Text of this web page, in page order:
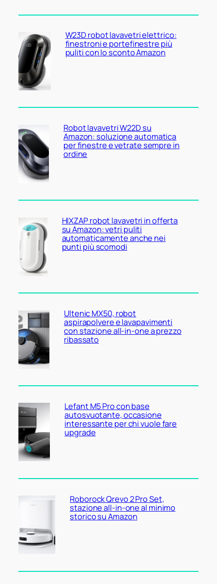
W23D robot lavavetri elettrico:
finestroni e portefinestre più
puliti con lo sconto Amazon
Robot lavavetri W22D su
Amazon: soluzione automatica
per finestre e vetrate sempre in
ordine
HIXZAP robot lavavetri in offerta
su Amazon: vetri puliti
automaticamente anche nei
punti più scomodi
Ultenic MX50, robot
aspirapolvere e lavapavimenti
con stazione all-in-one a prezzo
ribassato
Lefant M5 Pro con base
autosvuotante, occasione
interessante per chi vuole fare
upgrade
Roborock Qrevo 2 Pro Set,
stazione all-in-one al minimo
storico su Amazon